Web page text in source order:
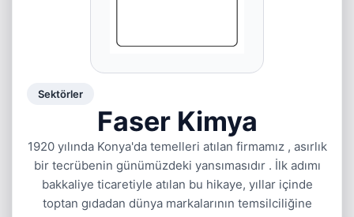
Sektörler
Faser Kimya
1920 yılında Konya'da temelleri atılan firmamız , asırlık
bir tecrübenin günümüzdeki yansımasıdır . İlk adımı
bakkaliye ticaretiyle atılan bu hikaye, yıllar içinde
toptan gıdadan dünya markalarının temsilciliğine